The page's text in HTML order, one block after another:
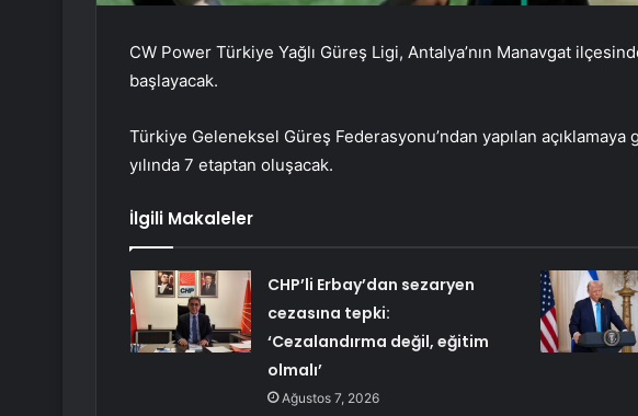
CW Power Türkiye Yağlı Güreş Ligi, Antalya’nın Manavgat
başlayacak.
Türkiye Geleneksel Güreş Federasyonu’ndan yapılan
yılında 7 etaptan oluşacak.
İlgili Makaleler
CHP’li Erbay’dan sezaryen
cezasına tepki:
‘Cezalandırma değil, eğitim
olmalı’
Ağustos 7, 2026